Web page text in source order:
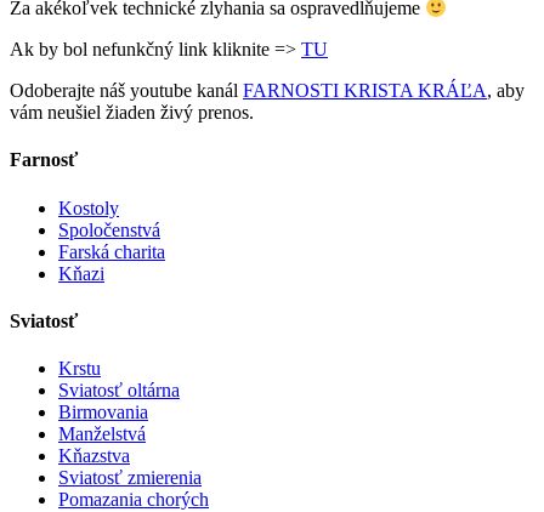
Za akékoľvek technické zlyhania sa ospravedlňujeme
Ak by bol nefunkčný link kliknite => TU
Odoberajte náš youtube kanál FARNOSTI KRISTA KRÁĽA, aby
vám neušiel žiaden živý prenos.
Farnosť
Kostoly
Spoločenstvá
Farská charita
Kňazi
Sviatosť
Krstu
Sviatosť oltárna
Birmovania
Manželstvá
Kňazstva
Sviatosť zmierenia
Pomazania chorých